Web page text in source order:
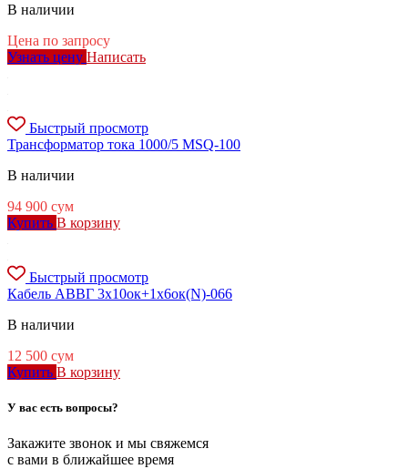
В наличии
Цена по запросу
Узнать цену Написать
Быстрый просмотр
Трансформатор тока 1000/5 MSQ-100
В наличии
94 900 сум
Купить В корзину
Быстрый просмотр
Кабель АВВГ 3х10ок+1х6ок(N)-066
В наличии
12 500 сум
Купить В корзину
У вас есть вопросы?
Закажите звонок и мы свяжемся
с вами в ближайшее время